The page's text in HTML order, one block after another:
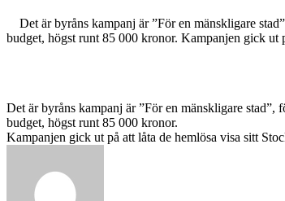
Det är byråns kampanj är ”För en mänskligare
budget, högst runt 85 000 kronor. Kampanjen gick ut
Det är byråns kampanj är ”För en mänskligare
budget, högst runt 85 000 kronor.
Kampanjen gick ut på att låta de hemlösa visa sitt